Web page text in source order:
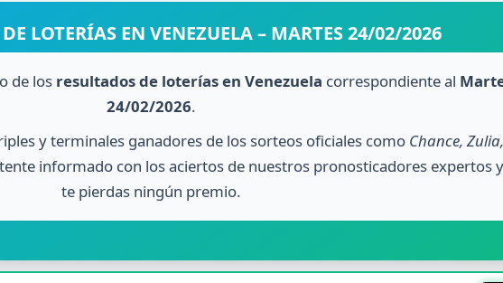
LOTERÍAS EN VENEZUELA – MARTES 24/02/2026
de los resultados de loterías en Venezuela correspondiente al
24/02/2026.
y terminales ganadores de los sorteos oficiales como Chance, Zulia,
informado con los aciertos de nuestros pronosticadores expertos
te pierdas ningún premio.